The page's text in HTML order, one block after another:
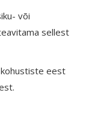
või
sellest
eest